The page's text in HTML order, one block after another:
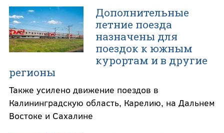
Дополнительные
летние поезда
назначены для
поездок к южным
курортам и в другие
регионы
Также усилено движение поездов в
Калининградскую область, Карелию, на Дальнем
Востоке и Сахалине